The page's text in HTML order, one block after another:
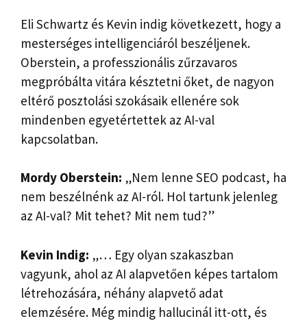
Eli Schwartz és Kevin indig következett, hogy a
mesterséges intelligenciáról beszéljenek.
Oberstein, a professzionális zűrzavaros
megpróbálta vitára késztetni őket, de nagyon
eltérő posztolási szokásaik ellenére sok
mindenben egyetértettek az AI-val
kapcsolatban.
Mordy Oberstein: „Nem lenne SEO podcast, ha
nem beszélnénk az AI-ról. Hol tartunk jelenleg
az AI-val? Mit tehet? Mit nem tud?”
Kevin Indig: „… Egy olyan szakaszban
vagyunk, ahol az AI alapvetően képes tartalom
létrehozására, néhány alapvető adat
elemzésére. Még mindig hallucinál itt-ott, és